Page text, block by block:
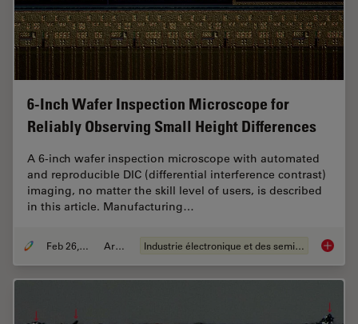
6-Inch Wafer Inspection Microscope for
Reliably Observing Small Height Differences
A 6-inch wafer inspection microscope with automated
and reproducible DIC (differential interference contrast)
imaging, no matter the skill level of users, is described
in this article. Manufacturing…
Feb 26, 2026 Article Industrie électronique et des semi-conducteurs 6-Inch